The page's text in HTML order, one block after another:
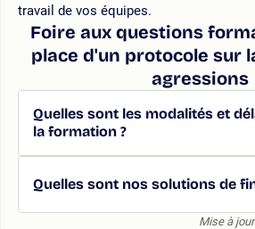
travail de vos équipes.
Foire aux questions
place d'un protocole sur
agressions
Quelles sont les modalités et
la formation ?
Quelles sont nos solutions de
Mise à